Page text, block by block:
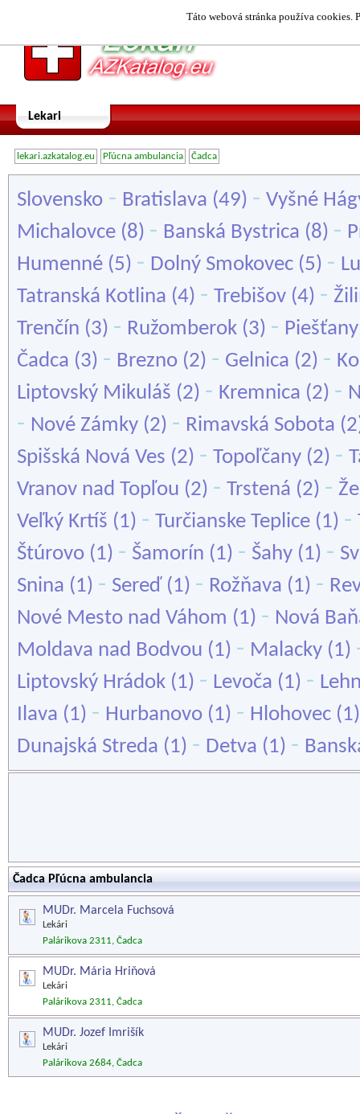
Táto webová stránka používa cookies.
Lekari
lekari.azkatalog.eu Pľúcna ambulancia Čadca
Slovensko - Bratislava (49) - Vyšné
Michalovce (8) - Banská Bystrica (8) -
Humenné (5) - Dolný Smokovec (5) -
Tatranská Kotlina (4) - Trebišov (4) -
Trenčín (3) - Ružomberok (3) - Piešťany
Čadca (3) - Brezno (2) - Gelnica (2) -
Liptovský Mikuláš (2) - Kremnica (2) -
- Nové Zámky (2) - Rimavská Sobota
Spišská Nová Ves (2) - Topoľčany (2) -
Vranov nad Topľou (2) - Trstená (2) -
Veľký Krtíš (1) - Turčianske Teplice (1) -
Štúrovo (1) - Šamorín (1) - Šahy (1) -
Snina (1) - Sereď (1) - Rožňava (1) -
Nové Mesto nad Váhom (1) - Nová
Moldava nad Bodvou (1) - Malacky (1)
Liptovský Hrádok (1) - Levoča (1) -
Ilava (1) - Hurbanovo (1) - Hlohovec
Dunajská Streda (1) - Detva (1) -
Čadca Pľúcna ambulancia
MUDr. Marcela Fuchsová
Lekári
Palárikova 2311, Čadca
MUDr. Mária Hriňová
Lekári
Palárikova 2311, Čadca
MUDr. Jozef Imrišík
Lekári
Palárikova 2684, Čadca